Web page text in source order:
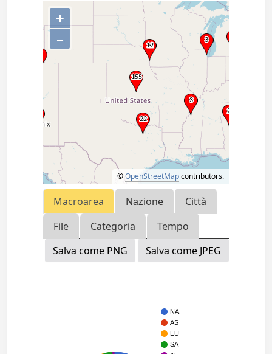
+
–
©OpenStreetMapcontributors.
Macroarea Nazione
Città
File
Categoria
Tempo
Salva come PNG
Salva come JPEG
NA
AS
EU
SA